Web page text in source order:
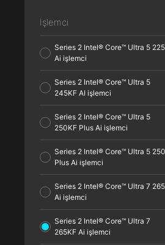
İşlemci
Series 2 Intel® Core™ Ultra 5
Ai işlemci
Series 2 Intel® Core™ Ultra 5
245KF AI işlemci
Series 2 Intel® Core™ Ultra 5
250KF Plus Ai işlemci
Series 2 Intel® Core™ Ultra 5
Plus Ai işlemci
Series 2 Intel® Core™ Ultra 7
Ai işlemci
Series 2 Intel® Core™ Ultra 7
265KF Ai işlemci